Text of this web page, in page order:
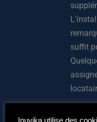
suffit
Inuvika utilise des